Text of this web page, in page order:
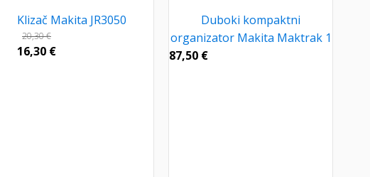
Klizač Makita JR3050
20,30€
16,30 €
Duboki kompaktni
organizator Makita Maktrak 1
87,50 €